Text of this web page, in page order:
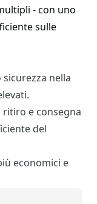
- con uno
sulle
nella
e consegna
del
economici e